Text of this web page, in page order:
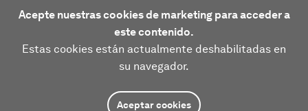
Acepte nuestras cookies de marketing para acceder a
este contenido.
Estas cookies están actualmente deshabilitadas en
su navegador.
Aceptar cookies